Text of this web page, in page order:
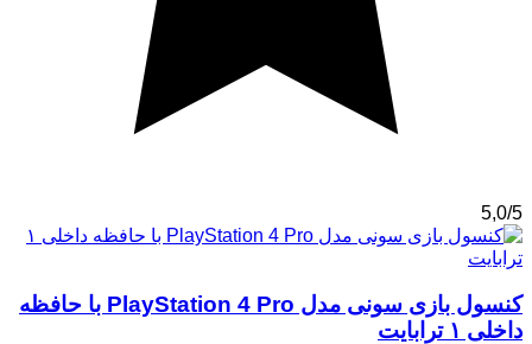
5,0/5
کنسول بازی سونی مدل PlayStation 4 Pro با حافظه
داخلی ۱ ترابایت